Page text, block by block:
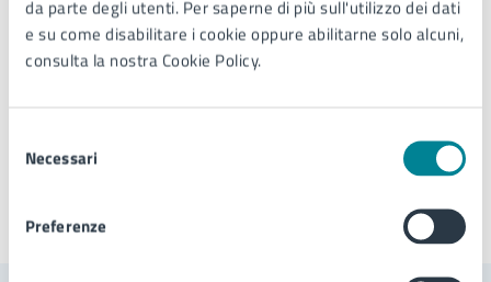
da parte degli utenti. Per saperne di più sull'utilizzo dei dati
e su come disabilitare i cookie oppure abilitarne solo alcuni,
consulta la nostra Cookie Policy.
delNecessari
Preferenze
Ultimo aggiornamento: